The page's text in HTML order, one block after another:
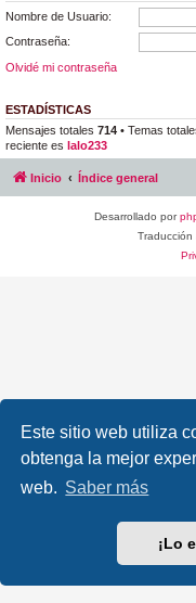
Este sitio web utiliza
obtenga la mejor
web. Saber más
¡Lo
Nombre de Usuario:
Contraseña:
Olvidé mi contraseña
ESTADÍSTICAS
Mensajes totales 714 • Temas
reciente es lalo233
Inicio Índice general
Desarrollado por